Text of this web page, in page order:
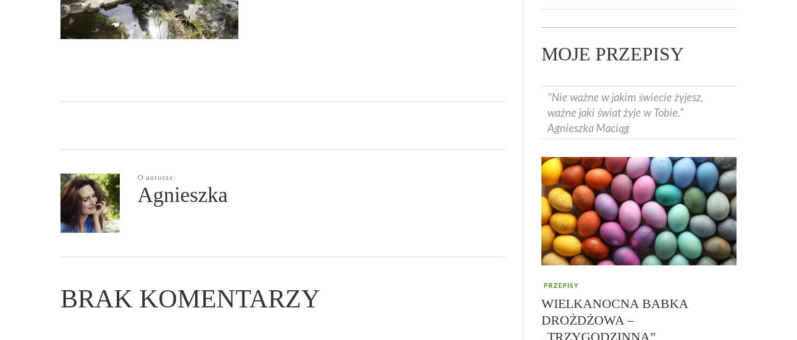
O autorze:
Agnieszka
BRAK KOMENTARZY
MOJE PRZEPISY
"Nie ważne w jakim świecie żyjesz,
ważne jaki świat żyje w Tobie.”
Agnieszka Maciąg
PRZEPISY
WIELKANOCNA BABKA
DROŻDŻOWA –
„TRZYGODZINNA”